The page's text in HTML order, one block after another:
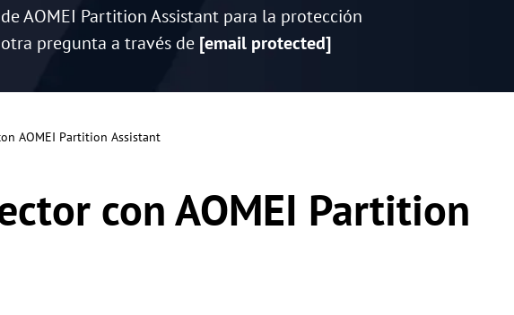
AOMEI Partition Assistant para la protección
pregunta a través de [email protected]
AOMEI Partition Assistant
con AOMEI Partition